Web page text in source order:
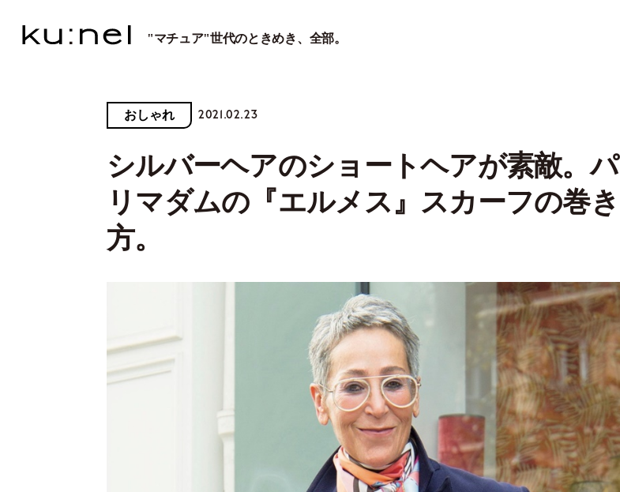
"マチュア"世代のときめき、全部。
おしゃれ 2021.02.23
シルバーヘアのショートヘアが素敵。パ
リマダムの『エルメス』スカーフの巻き
方。